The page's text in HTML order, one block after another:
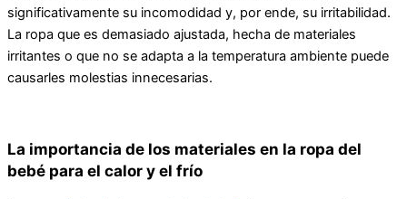
significativamente su incomodidad y, por ende, su irritabilidad.
La ropa que es demasiado ajustada, hecha de materiales
irritantes o que no se adapta a la temperatura ambiente puede
causarles molestias innecesarias.
La importancia de los materiales en la ropa del
bebé para el calor y el frío